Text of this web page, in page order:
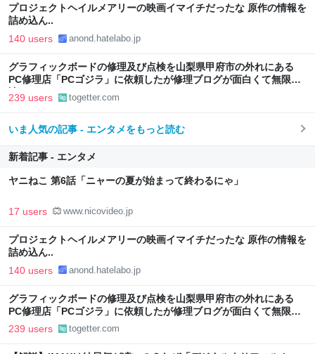
プロジェクトヘイルメアリーの映画イマイチだったな 原作の情報を
詰め込ん..
140 users anond.hatelabo.jp
グラフィックボードの修理及び点検を山梨県甲府市の外れにある
PC修理店「PCゴジラ」に依頼したが修理ブログが面白くて無限に
読めてしまう
239 users togetter.com
いま人気の記事 - エンタメをもっと読む
新着記事 - エンタメ
ヤニねこ 第6話「ニャーの夏が始まって終わるにゃ」
17 users www.nicovideo.jp
プロジェクトヘイルメアリーの映画イマイチだったな 原作の情報を
詰め込ん..
140 users anond.hatelabo.jp
グラフィックボードの修理及び点検を山梨県甲府市の外れにある
PC修理店「PCゴジラ」に依頼したが修理ブログが面白くて無限に
読めてしまう
239 users togetter.com